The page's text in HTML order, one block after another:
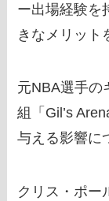
ー出場経験を
きなメリット
元NBA選手の
組「Gil’s
与える影響に
クリス・ポー